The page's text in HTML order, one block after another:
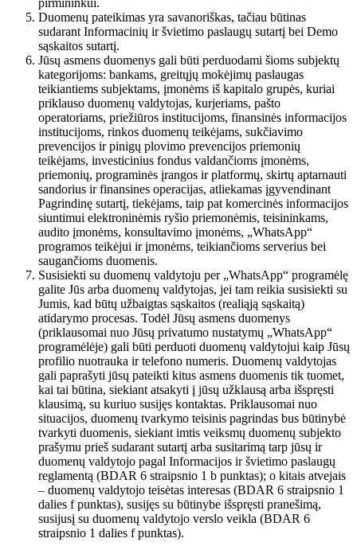
pirmininkui.
Duomenų pateikimas yra savanoriškas, tačiau būtinas
sudarant Informacinių ir švietimo paslaugų sutartį bei Demo
sąskaitos sutartį.
Jūsų asmens duomenys gali būti perduodami šioms subjektų
kategorijoms: bankams, greitųjų mokėjimų paslaugas
teikiantiems subjektams, įmonėms iš kapitalo grupės, kuriai
priklauso duomenų valdytojas, kurjeriams, pašto
operatoriams, priežiūros institucijoms, finansinės informacijos
institucijoms, rinkos duomenų teikėjams, sukčiavimo
prevencijos ir pinigų plovimo prevencijos priemonių
teikėjams, investicinius fondus valdančioms įmonėms,
priemonių, programinės įrangos ir platformų, skirtų aptarnauti
sandorius ir finansines operacijas, atliekamas įgyvendinant
Pagrindinę sutartį, tiekėjams, taip pat komercinės informacijos
siuntimui elektroninėmis ryšio priemonėmis, teisininkams,
audito įmonėms, konsultavimo įmonėms, „WhatsApp“
programos teikėjui ir įmonėms, teikiančioms serverius bei
saugančioms duomenis.
Susisiekti su duomenų valdytoju per „WhatsApp“ programėlę
galite Jūs arba duomenų valdytojas, jei tam reikia susisiekti su
Jumis, kad būtų užbaigtas sąskaitos (realiąją sąskaitą)
atidarymo procesas. Todėl Jūsų asmens duomenys
(priklausomai nuo Jūsų privatumo nustatymų „WhatsApp“
programėlėje) gali būti perduoti duomenų valdytojui kaip Jūsų
profilio nuotrauka ir telefono numeris. Duomenų valdytojas
gali paprašyti jūsų pateikti kitus asmens duomenis tik tuomet,
kai tai būtina, siekiant atsakyti į jūsų užklausą arba išspręsti
klausimą, su kuriuo susijęs kontaktas. Priklausomai nuo
situacijos, duomenų tvarkymo teisinis pagrindas bus būtinybė
tvarkyti duomenis, siekiant imtis veiksmų duomenų subjekto
prašymu prieš sudarant sutartį arba susitarimą tarp jūsų ir
duomenų valdytojo pagal Informacijos ir švietimo paslaugų
reglamentą (BDAR 6 straipsnio 1 b punktas); o kitais atvejais
– duomenų valdytojo teisėtas interesas (BDAR 6 straipsnio 1
dalies f punktas), susijęs su būtinybe išspręsti pranešimą,
susijusį su duomenų valdytojo verslo veikla (BDAR 6
straipsnio 1 dalies f punktas).